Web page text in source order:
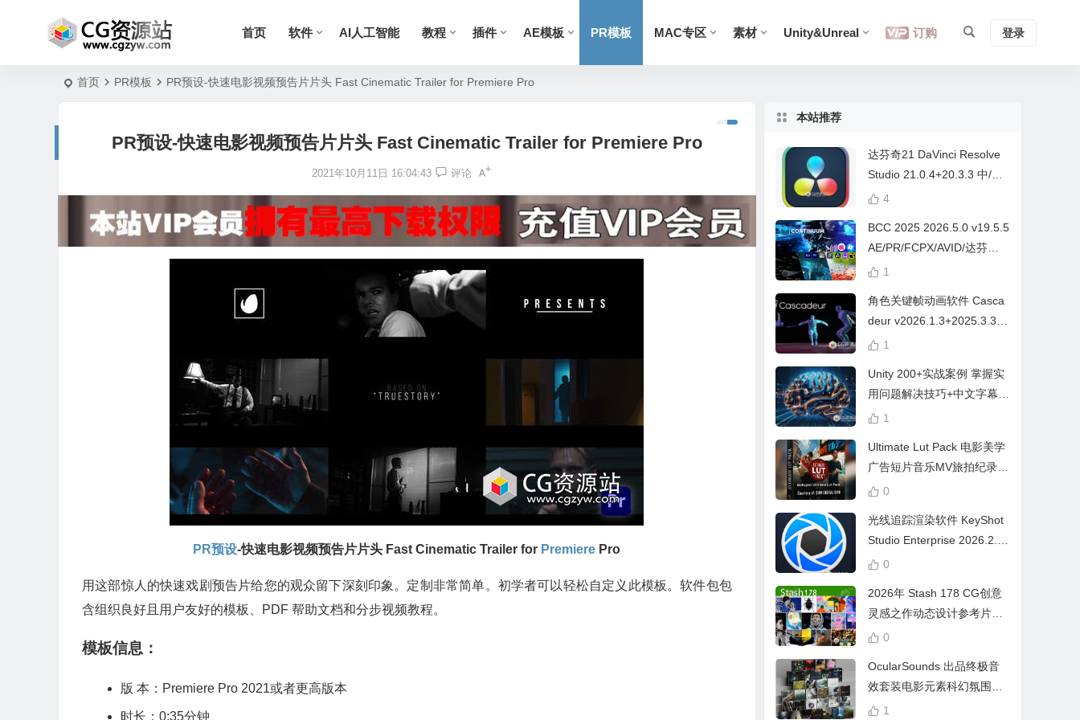
首页 软件 AI人工智能 教程 插件 AE模板 PR模板 MAC专区 素材 Unity&Unreal 订购 登录
首页 PR模板 PR预设-快速电影视频预告片片头 Fast Cinematic Trailer for Premiere Pro
PR预设-快速电影视频预告片片头 Fast Cinematic Trailer for Premiere Pro
2021年10月11日 16:04:43 评论
PR预设-快速电影视频预告片片头 Fast Cinematic Trailer for Premiere Pro
用这部惊人的快速戏剧预告片给您的观众留下深刻印象。定制非常简单。初学者可以轻松自定义此模板。软件包包
含组织良好且用户友好的模板、PDF 帮助文档和分步视频教程。
模板信息：
版 本：Premiere Pro 2021或者更高版本
时长：0:35分钟
本站推荐
达芬奇21 DaVinci Resolve
Studio 21.0.4+20.3.3 中/英
文 Win/Mac
4
BCC 2025 2026.5.0 v19.5.5
AE/PR/FCPX/AVID/达芬奇
视频特效插件Continuum Wi
1
角色关键帧动画软件 Casca
deur v2026.1.3+2025.3.3
Win/Mac+中文字幕教程
1
Unity 200+实战案例 掌握实
用问题解决技巧+中文字幕 L
earn Problem Solving
1
Ultimate Lut Pack 电影美学
广告短片音乐MV旅拍纪录片
视频调色预设
0
光线追踪渲染软件 KeyShot
Studio Enterprise 2026.2.1
Win中文版
0
2026年 Stash 178 CG创意
灵感之作动态设计参考片广
告视频动画短片合集
0
OcularSounds 出品终极音
效套装电影元素科幻氛围冲
击无人机音效素材包 Full Ac
1